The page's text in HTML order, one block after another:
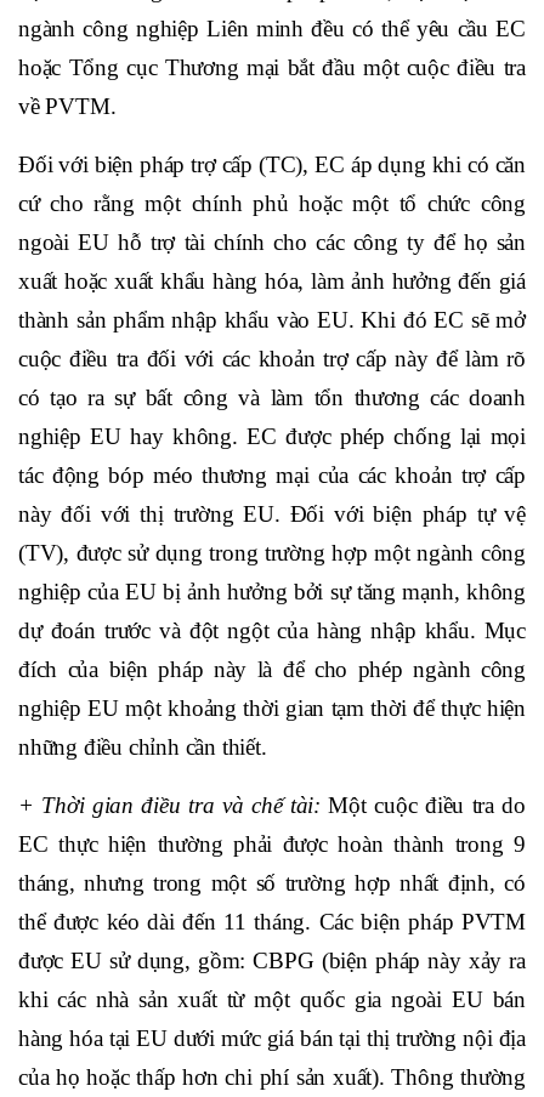
ngành công nghiệp Liên minh đều có thể yêu cầu EC
hoặc Tổng cục Thương mại bắt đầu một cuộc điều tra
về PVTM.
Đối với biện pháp trợ cấp (TC), EC áp dụng khi có căn
cứ cho rằng một chính phủ hoặc một tổ chức công
ngoài EU hỗ trợ tài chính cho các công ty để họ sản
xuất hoặc xuất khẩu hàng hóa, làm ảnh hưởng đến giá
thành sản phẩm nhập khẩu vào EU. Khi đó EC sẽ mở
cuộc điều tra đối với các khoản trợ cấp này để làm rõ
có tạo ra sự bất công và làm tổn thương các doanh
nghiệp EU hay không. EC được phép chống lại mọi
tác động bóp méo thương mại của các khoản trợ cấp
này đối với thị trường EU. Đối với biện pháp tự vệ
(TV), được sử dụng trong trường hợp một ngành công
nghiệp của EU bị ảnh hưởng bởi sự tăng mạnh, không
dự đoán trước và đột ngột của hàng nhập khẩu. Mục
đích của biện pháp này là để cho phép ngành công
nghiệp EU một khoảng thời gian tạm thời để thực hiện
những điều chỉnh cần thiết.
+ Thời gian điều tra và chế tài: Một cuộc điều tra do
EC thực hiện thường phải được hoàn thành trong 9
tháng, nhưng trong một số trường hợp nhất định, có
thể được kéo dài đến 11 tháng. Các biện pháp PVTM
được EU sử dụng, gồm: CBPG (biện pháp này xảy ra
khi các nhà sản xuất từ một quốc gia ngoài EU bán
hàng hóa tại EU dưới mức giá bán tại thị trường nội địa
của họ hoặc thấp hơn chi phí sản xuất). Thông thường